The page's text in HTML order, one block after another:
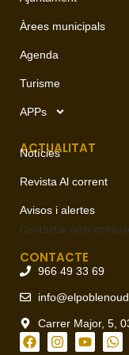
Àrees municipals
Agenda
Turisme
APPs
ACTUALITAT
Notícies
Revista Al corrent
Avisos i alertes
Contactar amb
CONTACTE
966 49 33 69
Carrer Major, 5,